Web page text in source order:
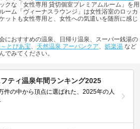
クな「女性専用 貸切個室プレミアムルーム」を用
ーム「ヴィーナスラウンジ」は女性浴室のロッカ
ットも女性専用と、女性への気遣いを随所に感じ
におすすめの温泉、日帰り温泉、スーパー銭湯の
とぴあ宝、 天然温泉 アーバンクア、 娯楽湯 など
でみてください。
ティ温泉年間ランキング2025
件の中から頂点に選ばれた、2025年の人